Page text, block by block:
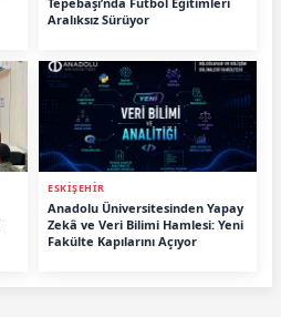
Aralıksız Sürüyor
ESKİŞEHİR
Anadolu Üniversitesinden Yapay
Zekâ ve Veri Bilimi Hamlesi: Yeni
Fakülte Kapılarını Açıyor